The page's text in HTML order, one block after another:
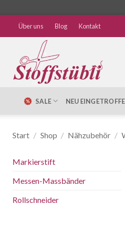
Über uns Blog Kontakt
SALE NEU
Start / Shop / Nähzubehör /
Markierstift
Messen-Massbänder
Rollschneider